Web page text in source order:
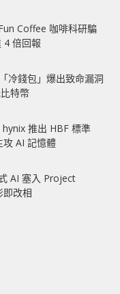
Coffee 咖啡科研騙
倍回報
冷錢包」爆出致命漏洞
特幣
hynix 推出 HBF 標準
AI 記憶體
AI 塞入 Project
改相